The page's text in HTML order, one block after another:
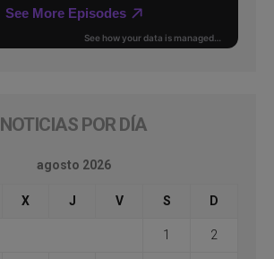
NOTICIAS POR DÍA
agosto 2026
X J V S D
1 2